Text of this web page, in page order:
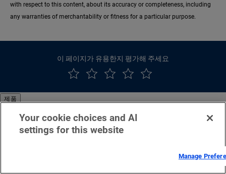
with respect to this content, about its accuracy or completeness, including
any warranties of merchantability or fitness for a particular purpose.
이 페이지가 유용한지 평가해 주세요
제품
클라우드 컴퓨팅
보안
Your cookie choices and AI
settings for this website
Manage